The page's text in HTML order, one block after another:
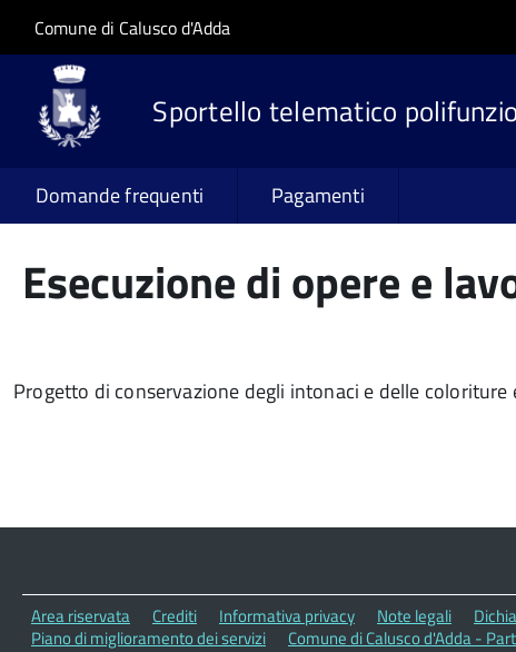
Salta al contenuto principale
Skip to site navigation
Comune di Calusco d'Adda
Sportello telematico
Domande frequenti Pagamenti
Esecuzione di opere e
Progetto di conservazione degli intonaci e delle
Area riservata Crediti Informativa privacy Note legali
Piano di miglioramento dei servizi
Comune di Calusco d'Adda -